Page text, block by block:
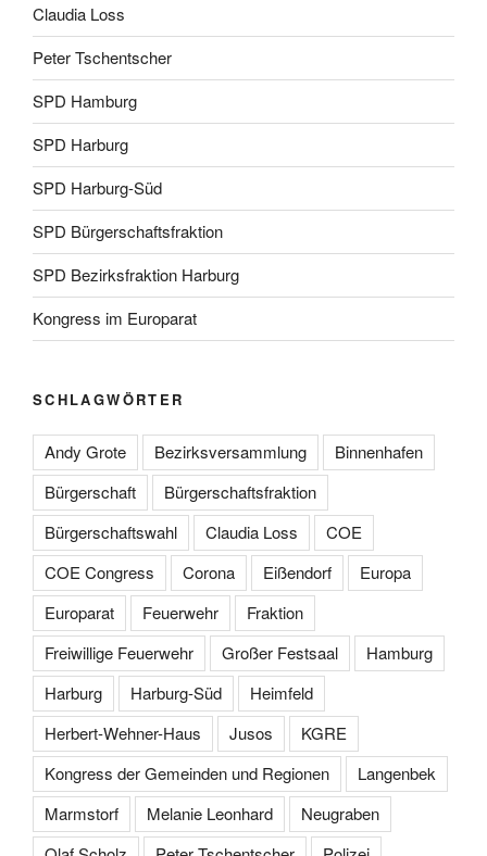
Claudia Loss
Peter Tschentscher
SPD Hamburg
SPD Harburg
SPD Harburg-Süd
SPD Bürgerschaftsfraktion
SPD Bezirksfraktion Harburg
Kongress im Europarat
SCHLAGWÖRTER
Andy Grote Bezirksversammlung
Binnenhafen
Bürgerschaft
Bürgerschaftsfraktion
Bürgerschaftswahl
Claudia Loss
COE
COE Congress
Corona Eißendorf
Europa
Europarat
Feuerwehr
Fraktion
Freiwillige Feuerwehr
Großer Festsaal
Hamburg
Harburg
Harburg-Süd
Heimfeld
Herbert-Wehner-Haus
Jusos
KGRE
Kongress der Gemeinden und Regionen
Langenbek
Marmstorf
Melanie Leonhard
Neugraben